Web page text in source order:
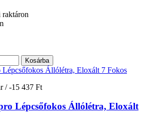
raktáron
Kosárba
/ -15 437 Ft
Lépcsőfokos Állólétra, Eloxált